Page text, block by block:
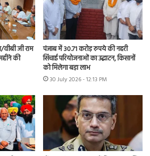
जी राम
की
पंजाब में 30.71 करोड़ रुपये की नहरी
सिंचाई परियोजनाओं का उद्घाटन, किसानों
को मिलेगा बड़ा लाभ
30 July 2026 - 12:13 PM